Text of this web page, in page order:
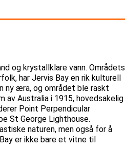
og krystallklare vann. Områdets
har Jervis Bay en rik kulturell
ny æra, og området ble raskt
Australia i 1915, hovedsakelig
Point Perpendicular
St George Lighthouse.
naturen, men også for å
er ikke bare et vitne til